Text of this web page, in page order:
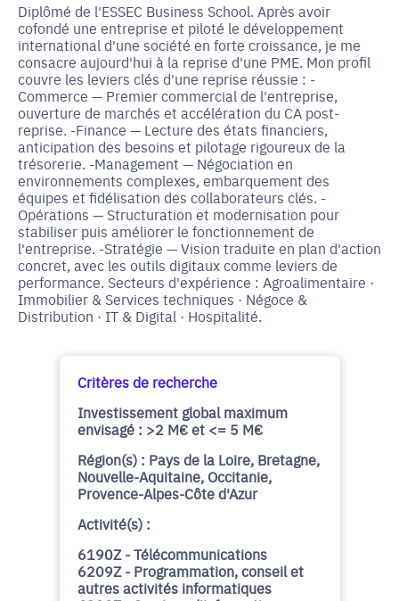
Diplômé de l'ESSEC Business School. Après avoir
cofondé une entreprise et piloté le développement
international d'une société en forte croissance, je me
consacre aujourd'hui à la reprise d'une PME. Mon profil
couvre les leviers clés d'une reprise réussie : -
Commerce — Premier commercial de l'entreprise,
ouverture de marchés et accélération du CA post-
reprise. -Finance — Lecture des états financiers,
anticipation des besoins et pilotage rigoureux de la
trésorerie. -Management — Négociation en
environnements complexes, embarquement des
équipes et fidélisation des collaborateurs clés. -
Opérations — Structuration et modernisation pour
stabiliser puis améliorer le fonctionnement de
l'entreprise. -Stratégie — Vision traduite en plan d'action
concret, avec les outils digitaux comme leviers de
performance. Secteurs d'expérience : Agroalimentaire ·
Immobilier & Services techniques · Négoce &
Distribution · IT & Digital · Hospitalité.
Critères de recherche
Investissement global maximum
envisagé : >2 M€ et <= 5 M€
Région(s) : Pays de la Loire, Bretagne,
Nouvelle-Aquitaine, Occitanie,
Provence-Alpes-Côte d'Azur
Activité(s) :
6190Z - Télécommunications
6209Z - Programmation, conseil et
autres activités informatiques